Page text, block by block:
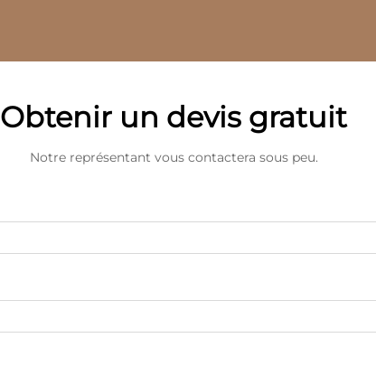
Obtenir un devis gratuit
Notre représentant vous contactera sous peu.